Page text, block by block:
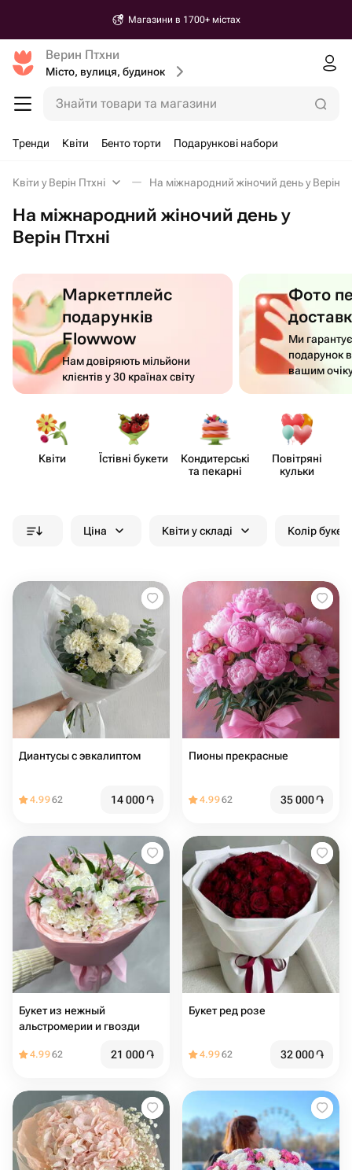
Магазини в 1700+ містах
Верин Птхни
Місто, вулиця, будинок
Знайти товари та магазини
Тренди Квіти Бенто торти Подарункові набори
Квіти у Верін Птхні На міжнародний жіночий день у Верін
На міжнародний жіночий день у
Верін Птхні
Маркетплейс
подарунків
Flowwow
Нам довіряють мільйони
клієнтів у 30 країнах світу
Фото
Ми
подарунок
вашим
Квіти Їстівні букети
Кондит​ерські
та пекарні
Повітряні
кульки
Ціна Квіти у складі Колір
Диантусы с эвкалиптом
4.9962 14 000֏
Пионы прекрасные
4.9962 35 000֏
Букет из нежный
альстромерии и гвозди
4.9962 21 000֏
Букет ред розе
4.9962 32 000֏